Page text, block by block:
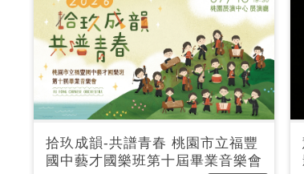
拾玖成韻-共譜青春 桃園市立福豐
國中藝才國樂班第十屆畢業音樂會